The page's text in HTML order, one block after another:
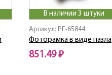
В наличии 3 штуки
Артикул: PF-65844
Фоторамка в виде пазла
851.49 ₽